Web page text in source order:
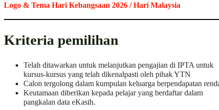
Logo & Tema Hari Kebangsaan 2026 / Hari Malaysia
Kriteria pemilihan
Telah ditawarkan untuk melanjutkan pengajian di IPTA untuk
kursus-kursus yang telah dikenalpasti oleh pihak YTN
Calon tergolong dalam kumpulan keluarga berpendapatan
Keutamaan diberikan kepada pelajar yang berdaftar dalam
pangkalan data eKasih.